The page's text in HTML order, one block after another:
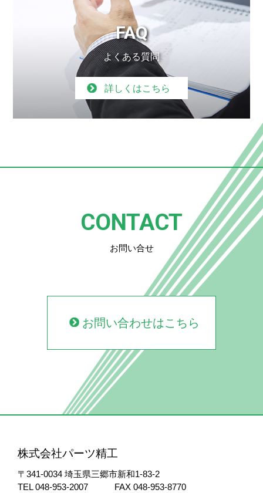
FAQ
よくある質問
詳しくはこちら
CONTACT
お問い合せ
お問い合わせはこちら
株式会社パーツ精工
〒341-0034 埼玉県三郷市新和1-83-2
TEL 048-953-2007
FAX 048-953-8770